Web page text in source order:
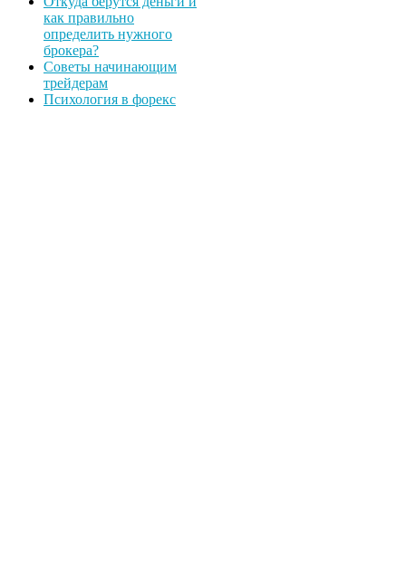
как правильно
определить нужного
брокера?
Советы начинающим
трейдерам
Психология в форекс